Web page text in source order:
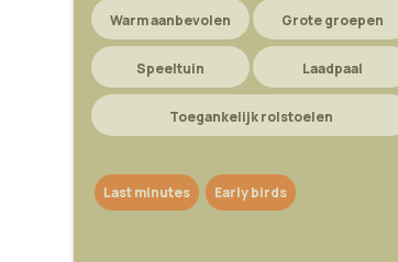
Warm aanbevolen Grote groepen
Speeltuin Laadpaal
Toegankelijk rolstoelen
Last minutes Early birds